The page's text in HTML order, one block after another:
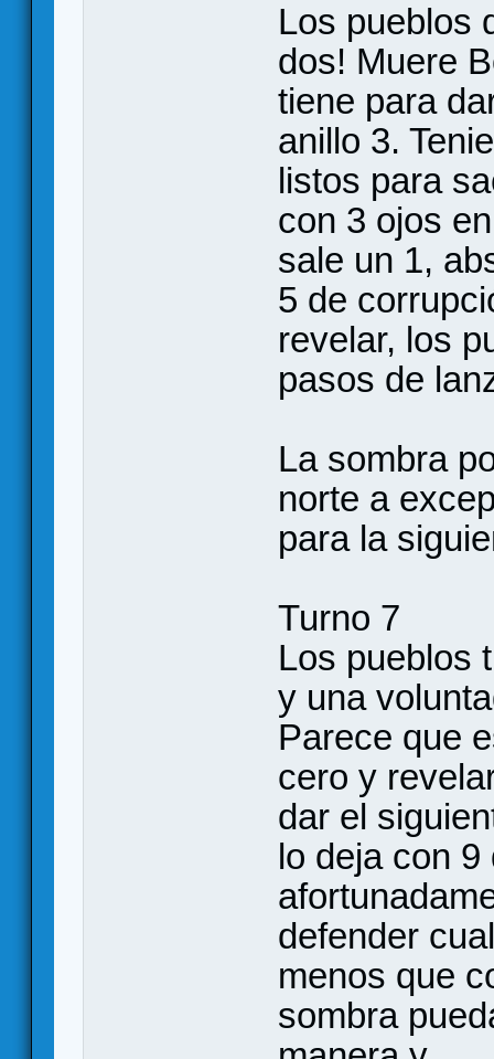
Los pueblos
dos! Muere
tiene para
anillo 3.
listos para
con 3 ojos
sale un 1,
5 de
revelar, los
pasos de
La sombra
norte a
para la
Turno 7
Los pueblos
y una
Parece que
cero y
dar el
lo deja con
defender
menos que
sombra